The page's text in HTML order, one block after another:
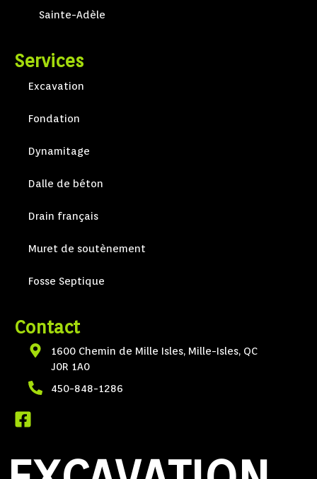
Sainte-Adèle
Services
Excavation
Fondation
Dynamitage
Dalle de béton
Drain français
Muret de soutènement
Fosse Septique
Contact
1600 Chemin de Mille Isles, Mille-Isles, QC
J0R 1A0
450-848-1286